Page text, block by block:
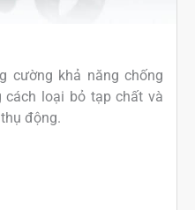
cường khả năng chống
loại bỏ tạp chất và
động.